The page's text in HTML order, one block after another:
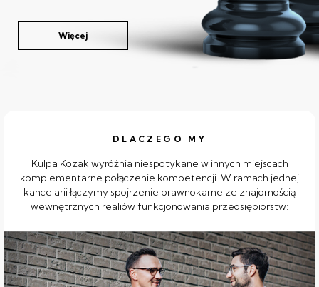
Więcej
DLACZEGO MY
Kulpa Kozak wyróżnia niespotykane w innych miejscach
komplementarne połączenie kompetencji. W ramach jednej
kancelarii łączymy spojrzenie prawnokarne ze znajomością
wewnętrznych realiów funkcjonowania przedsiębiorstw: